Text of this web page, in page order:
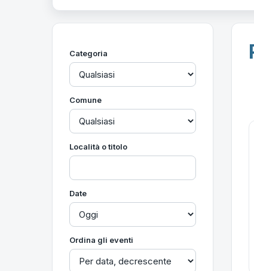
Categoria
Comune
Località o titolo
Date
Ordina gli eventi